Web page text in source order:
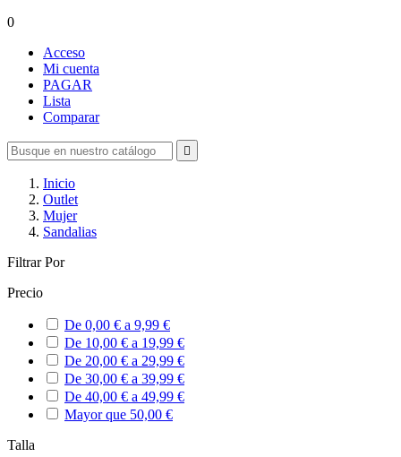
0
Acceso
Mi cuenta
PAGAR
Lista
Comparar

Inicio
Outlet
Mujer
Sandalias
Filtrar Por
Precio
De 0,00 € a 9,99 €
De 10,00 € a 19,99 €
De 20,00 € a 29,99 €
De 30,00 € a 39,99 €
De 40,00 € a 49,99 €
Mayor que 50,00 €
Talla